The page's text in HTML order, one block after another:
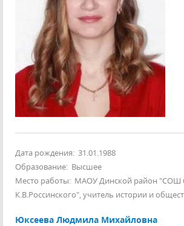
Дата рождения: 31.01.1988
Образование: Высшее
Место работы: МАОУ Динской район "СОШ
К.В.Россинского", учитель истории и
Юксеева Людмила Михайловна